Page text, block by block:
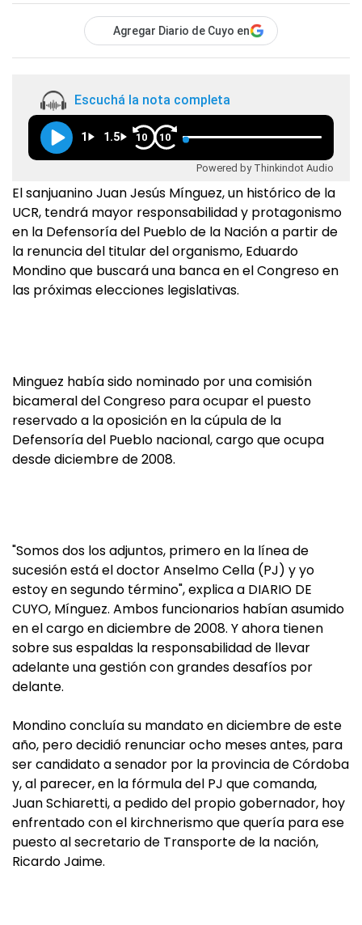
Agregar Diario de Cuyo en
Escuchá la nota completa
1 1.5 10 10
Powered by Thinkindot Audio
El sanjuanino Juan Jesús Mínguez, un histórico de la
UCR, tendrá mayor responsabilidad y protagonismo
en la Defensoría del Pueblo de la Nación a partir de
la renuncia del titular del organismo, Eduardo
Mondino que buscará una banca en el Congreso en
las próximas elecciones legislativas.
Minguez había sido nominado por una comisión
bicameral del Congreso para ocupar el puesto
reservado a la oposición en la cúpula de la
Defensoría del Pueblo nacional, cargo que ocupa
desde diciembre de 2008.
"Somos dos los adjuntos, primero en la línea de
sucesión está el doctor Anselmo Cella (PJ) y yo
estoy en segundo término", explica a DIARIO DE
CUYO, Mínguez. Ambos funcionarios habían asumido
en el cargo en diciembre de 2008. Y ahora tienen
sobre sus espaldas la responsabilidad de llevar
adelante una gestión con grandes desafíos por
delante.
Mondino concluía su mandato en diciembre de este
año, pero decidió renunciar ocho meses antes, para
ser candidato a senador por la provincia de Córdoba
y, al parecer, en la fórmula del PJ que comanda,
Juan Schiaretti, a pedido del propio gobernador, hoy
enfrentado con el kirchnerismo que quería para ese
puesto al secretario de Transporte de la nación,
Ricardo Jaime.